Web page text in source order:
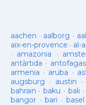
aachen · aalborg ·
aix-en-provence · al-
· amazonia ·
antàrtida ·
armenia · aruba ·
augsburg · austin ·
bahrain ·baku · bali
bangor· bari ·basel